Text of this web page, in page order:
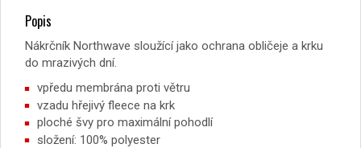
Popis
Nákrčník Northwave sloužící jako ochrana obličeje a krku
do mrazivých dní.
vpředu membrána proti větru
vzadu hřejivý fleece na krk
ploché švy pro maximální pohodlí
složení: 100% polyester